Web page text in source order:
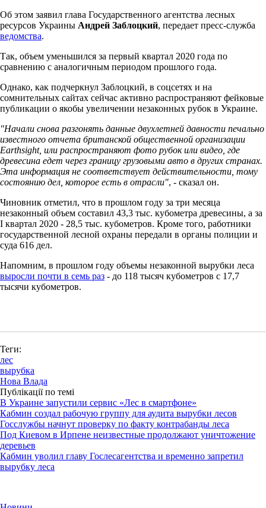
Об этом заявил глава Государственного агентства лесных
ресурсов Украины Андрей Заблоцкий, передает пресс-служба
ведомства.
Так, объем уменьшился за первый квартал 2020 года по
сравнению с аналогичным периодом прошлого года.
Однако, как подчеркнул Заблоцкий, в соцсетях и на
сомнительных сайтах сейчас активно распространяют фейковые
публикации о якобы увеличении незаконных рубок в Украине.
"Начали снова разгонять данные двухлетней давности печально
известного отчета британской общественной организации
Earthsight, или распространяют фото рубок или видео, где
древесина едет через границу грузовыми авто в других странах.
Эта информация не соответствует действительности, тому
состоянию дел, которое есть в отрасли", - сказал он.
Чиновник отметил, что в прошлом году за три месяца
незаконный объем составил 43,3 тыс. кубометра древесины, а за
I квартал 2020 - 28,5 тыс. кубометров. Кроме того, работники
государственной лесной охраны передали в органы полиции и
суда 616 дел.
Напомним, в прошлом году объемы незаконной вырубки леса
выросли почти в семь раз - до 118 тысяч кубометров с 17,7
тысячи кубометров.
Теги:
лес
вырубка
Нова Влада
Публікації по темі
В Украине запустили сервис «Лес в смартфоне»
Кабмин создал рабочую группу для аудита вырубки лесов
Госслужбы начнут проверку по факту контрабанды леса
Под Киевом в Ирпене неизвестные продолжают уничтожение
деревьев
Кабмин уволил главу Гослесагентства и временно запретил
вырубку леса